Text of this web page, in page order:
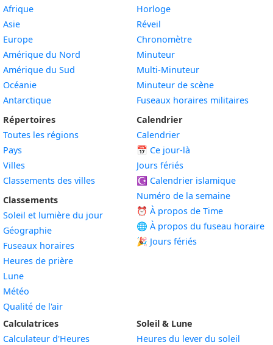
Afrique
Asie
Europe
Amérique du Nord
Amérique du Sud
Océanie
Antarctique
Répertoires
Toutes les régions
Pays
Villes
Classements des villes
Classements
Soleil et lumière du jour
Géographie
Fuseaux horaires
Heures de prière
Lune
Météo
Qualité de l'air
Horloge
Réveil
Chronomètre
Minuteur
Multi-Minuteur
Minuteur de scène
Fuseaux horaires militaires
Calendrier
Calendrier
📅 Ce jour-là
Jours fériés
☪️ Calendrier islamique
Numéro de la semaine
⏰ À propos de Time
🌐 À propos du fuseau horaire
🎉 Jours fériés
Calculatrices
Calculateur d'Heures
Soleil & Lune
Heures du lever du soleil